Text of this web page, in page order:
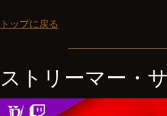
トップに戻る
ストリーマー・